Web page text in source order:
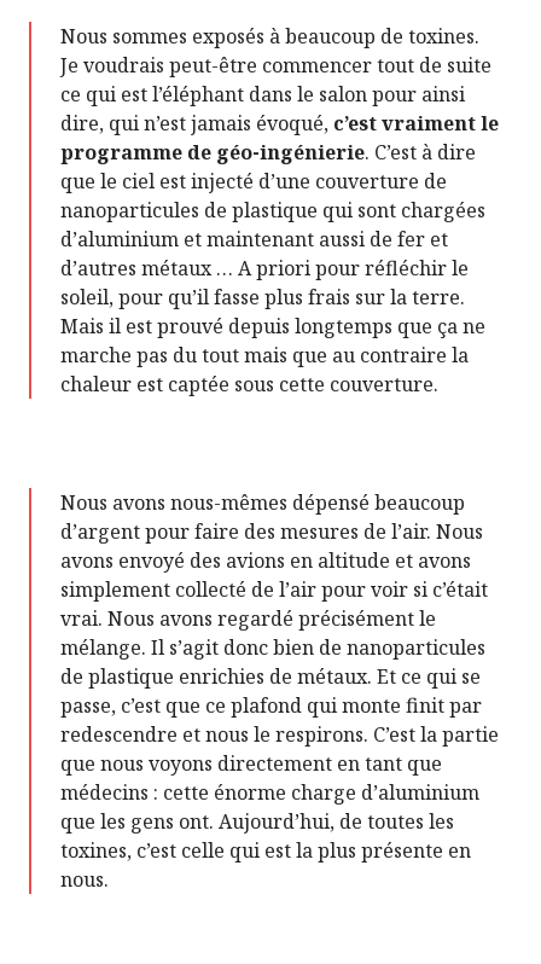
Nous sommes exposés à beaucoup de toxines.
Je voudrais peut-être commencer tout de suite
ce qui est l’éléphant dans le salon pour ainsi
dire, qui n’est jamais évoqué, c’est vraiment le
programme de géo-ingénierie. C’est à dire
que le ciel est injecté d’une couverture de
nanoparticules de plastique qui sont chargées
d’aluminium et maintenant aussi de fer et
d’autres métaux … A priori pour réfléchir le
soleil, pour qu’il fasse plus frais sur la terre.
Mais il est prouvé depuis longtemps que ça ne
marche pas du tout mais que au contraire la
chaleur est captée sous cette couverture.
Nous avons nous-mêmes dépensé beaucoup
d’argent pour faire des mesures de l’air. Nous
avons envoyé des avions en altitude et avons
simplement collecté de l’air pour voir si c’était
vrai. Nous avons regardé précisément le
mélange. Il s’agit donc bien de nanoparticules
de plastique enrichies de métaux. Et ce qui se
passe, c’est que ce plafond qui monte finit par
redescendre et nous le respirons. C’est la partie
que nous voyons directement en tant que
médecins : cette énorme charge d’aluminium
que les gens ont. Aujourd’hui, de toutes les
toxines, c’est celle qui est la plus présente en
nous.